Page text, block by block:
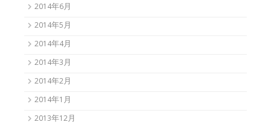
2014年6月
2014年5月
2014年4月
2014年3月
2014年2月
2014年1月
2013年12月